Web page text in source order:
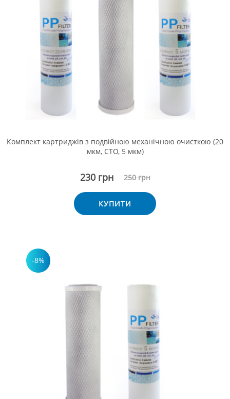
Комплект картриджів з подвійною механічною очисткою (20
мкм, СТО, 5 мкм)
230 грн 250 грн
КУПИТИ
-8%